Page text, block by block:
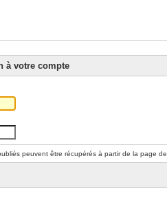
à votre compte
peuvent être récupérés à partir de la page de